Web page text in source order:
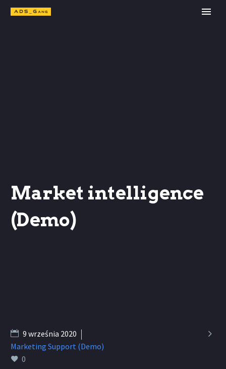
Market intelligence
(Demo)

9 września 2020
Marketing Support (Demo)
0